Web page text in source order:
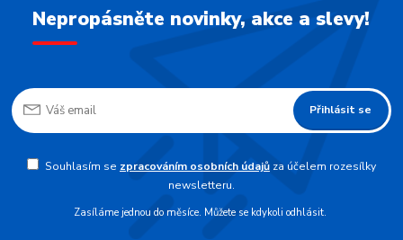
Nepropásněte novinky, akce a slevy!
Přihlásit se
Souhlasím se zpracováním osobních údajůza účelem rozesílky
newsletteru.
Zasíláme jednou do měsíce. Můžete se kdykoli odhlásit.